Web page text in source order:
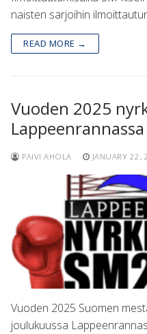
naisten sarjoihin
READ MORE →
Vuoden 2025
Lappeenrannassa
PAIVI AHOLA JANUARY 22,
Vuoden 2025 Suomen
joulukuussa